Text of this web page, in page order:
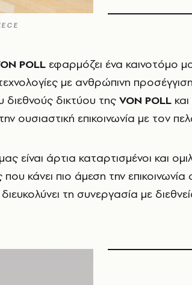
POLL εφαρµόζει ένα καινοτόµο
µε ανθρώπινη
δικτύου της VON POLL
ουσιαστική επικοινωνία µε τον
είναι άρτια καταρτισµένοι και
κάνει πιο άµεση την επικοινωνία
τη συνεργασία µε